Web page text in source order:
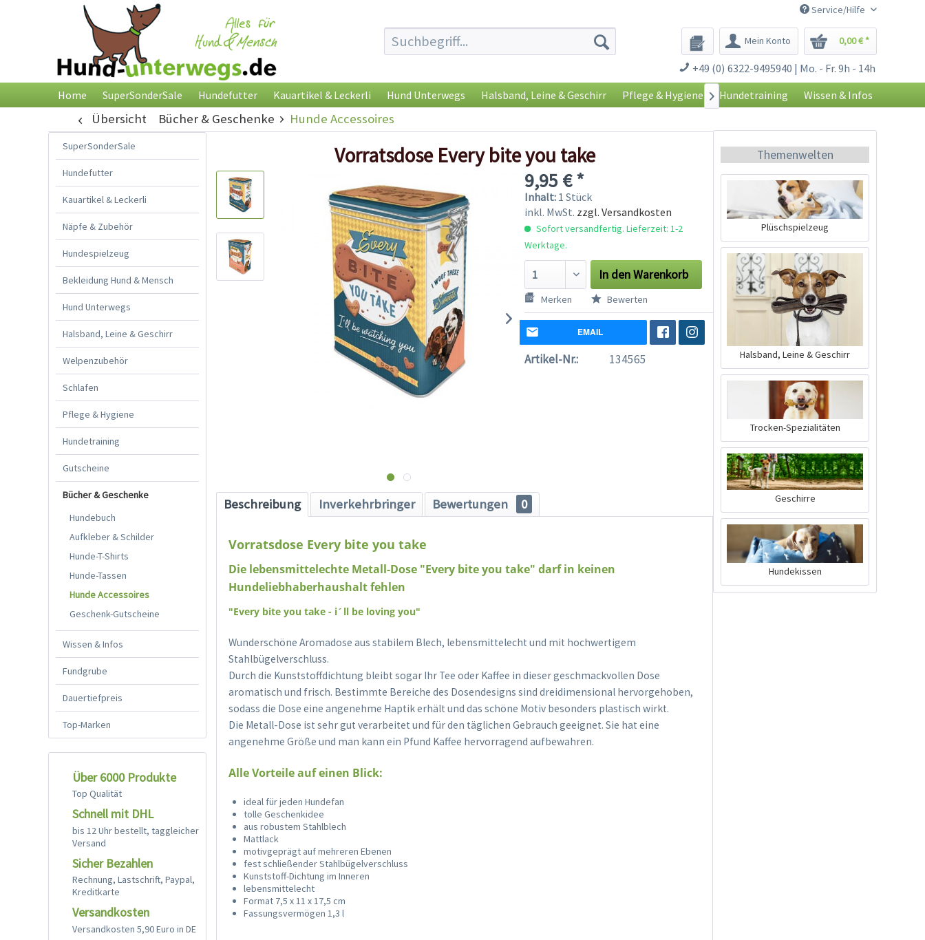
Service/Hilfe
Mein Konto 0,00 € *
+49 (0) 6322-9495940 | Mo. - Fr. 9h - 14h
Home SuperSonderSale Hundefutter Kauartikel & Leckerli Hund Unterwegs Halsband, Leine & Geschirr Pflege & Hygiene Hundetraining Wissen & Infos

Übersicht Bücher & Geschenke Hunde Accessoires
SuperSonderSale
Hundefutter
Kauartikel & Leckerli
Näpfe & Zubehör
Hundespielzeug
Bekleidung Hund & Mensch
Hund Unterwegs
Halsband, Leine & Geschirr
Welpenzubehör
Schlafen
Pflege & Hygiene
Hundetraining
Gutscheine
Bücher & Geschenke
Hundebuch
Aufkleber & Schilder
Hunde-T-Shirts
Hunde-Tassen
Hunde Accessoires
Geschenk-Gutscheine
Wissen & Infos
Fundgrube
Dauertiefpreis
Top-Marken
Über 6000 Produkte
Top Qualität
Schnell mit DHL
bis 12 Uhr bestellt, taggleicher
Versand
Sicher Bezahlen
Rechnung, Lastschrift, Paypal,
Kreditkarte
Versandkosten
Versandkosten 5,90 Euro in DE
Vorratsdose Every bite you take
9,95 € *
Inhalt: 1 Stück
inkl. MwSt. zzgl. Versandkosten
Sofort versandfertig. Lieferzeit: 1-2
Werktage.
In den Warenkorb
Merken Bewerten
EMAIL
Artikel-Nr.: 134565
Beschreibung Inverkehrbringer Bewertungen 0
Vorratsdose Every bite you take
Die lebensmittelechte Metall-Dose "Every bite you take" darf in keinen
Hundeliebhaberhaushalt fehlen
"Every bite you take - i´ll be loving you"
Wunderschöne Aromadose aus stabilem Blech, lebensmittelecht und mit hochwertigem
Stahlbügelverschluss.
Durch die Kunststoffdichtung bleibt sogar Ihr Tee oder Kaffee in dieser geschmackvollen Dose
aromatisch und frisch. Bestimmte Bereiche des Dosendesigns sind dreidimensional hervorgehoben,
sodass die Dose eine angenehme Haptik erhält und das schöne Motiv besonders plastisch wirkt.
Die Metall-Dose ist sehr gut verarbeitet und für den täglichen Gebrauch geeignet. Sie hat eine
angenehme Größe und man kann ein Pfund Kaffee hervorragend aufbewahren.
Alle Vorteile auf einen Blick:
ideal für jeden Hundefan
tolle Geschenkidee
aus robustem Stahlblech
Mattlack
motivgeprägt auf mehreren Ebenen
fest schließender Stahlbügelverschluss
Kunststoff-Dichtung im Inneren
lebensmittelecht
Format 7,5 x 11 x 17,5 cm
Fassungsvermögen 1,3 l
Themenwelten
Plüschspielzeug
Halsband, Leine & Geschirr
Trocken-Spezialitäten
Geschirre
Hundekissen